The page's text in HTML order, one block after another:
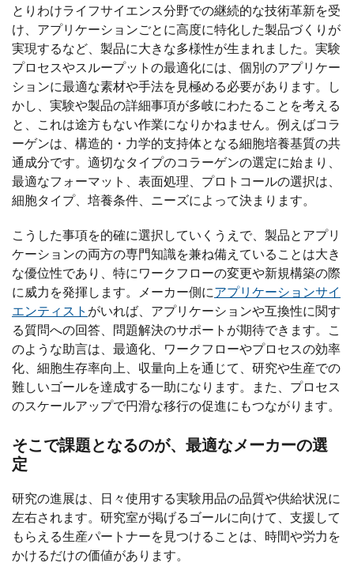
とりわけライフサイエンス分野での継続的な技術革新を受
け、アプリケーションごとに高度に特化した製品づくりが
実現するなど、製品に大きな多様性が生まれました。実験
プロセスやスループットの最適化には、個別のアプリケー
ションに最適な素材や手法を見極める必要があります。し
かし、実験や製品の詳細事項が多岐にわたることを考える
と、これは途方もない作業になりかねません。例えばコラ
ーゲンは、構造的・力学的支持体となる細胞培養基質の共
通成分です。適切なタイプのコラーゲンの選定に始まり、
最適なフォーマット、表面処理、プロトコールの選択は、
細胞タイプ、培養条件、ニーズによって決まります。
こうした事項を的確に選択していくうえで、製品とアプリ
ケーションの両方の専門知識を兼ね備えていることは大き
な優位性であり、特にワークフローの変更や新規構築の際
に威力を発揮します。メーカー側にアプリケーションサイ
エンティスト がいれば、アプリケーションや互換性に関す
る質問への回答、問題解決のサポートが期待できます。こ
のような助言は、最適化、ワークフローやプロセスの効率
化、細胞生存率向上、収量向上を通じて、研究や生産での
難しいゴールを達成する一助になります。また、プロセス
のスケールアップで円滑な移行の促進にもつながります。
そこで課題となるのが、最適なメーカーの選
定
研究の進展は、日々使用する実験用品の品質や供給状況に
左右されます。研究室が掲げるゴールに向けて、支援して
もらえる生産パートナーを見つけることは、時間や労力を
かけるだけの価値があります。